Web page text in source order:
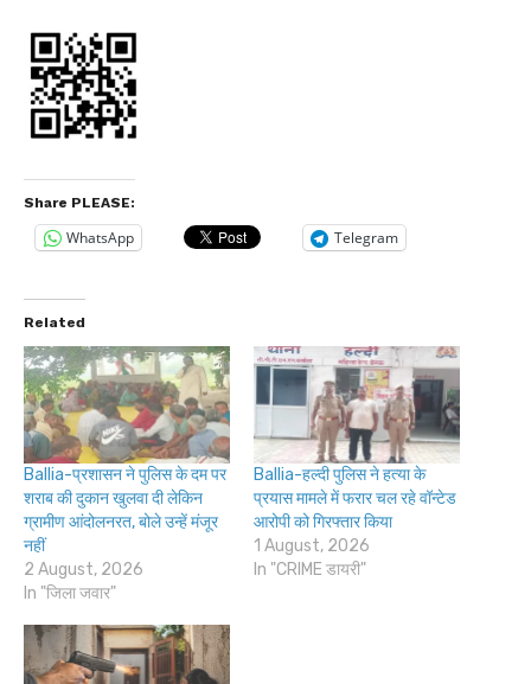
Share PLEASE:
WhatsApp Telegram
Related
Ballia-प्रशासन ने पुलिस के दम पर
शराब की दुकान खुलवा दी लेकिन
ग्रामीण आंदोलनरत, बोले उन्हें मंजूर
नहीं
2 August, 2026
In "जिला जवार"
Ballia-हल्दी पुलिस ने हत्या के
प्रयास मामले में फरार चल रहे वॉन्टेड
आरोपी को गिरफ्तार किया
1 August, 2026
In "CRIME डायरी"